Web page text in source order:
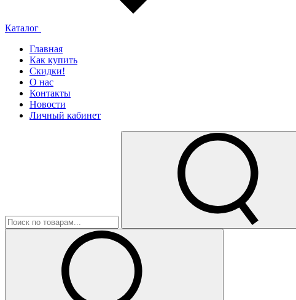
Каталог
Главная
Как купить
Скидки!
О нас
Контакты
Новости
Личный кабинет